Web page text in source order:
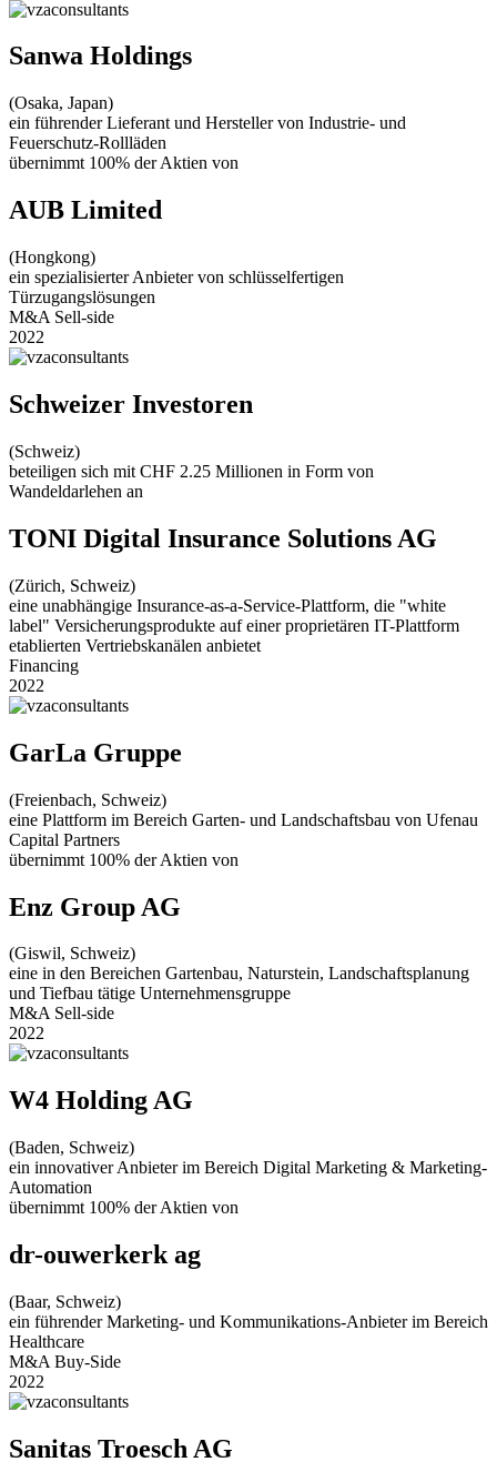
Sanwa Holdings
(Osaka, Japan)
ein führender Lieferant und Hersteller von Industrie- und
Feuerschutz-Rollläden
übernimmt 100% der Aktien von
AUB Limited
(Hongkong)
ein spezialisierter Anbieter von schlüsselfertigen
Türzugangslösungen
M&A Sell-side
2022
Schweizer Investoren
(Schweiz)
beteiligen sich mit CHF 2.25 Millionen in Form von
Wandeldarlehen an
TONI Digital Insurance Solutions AG
(Zürich, Schweiz)
eine unabhängige Insurance-as-a-Service-Plattform, die "white
label" Versicherungsprodukte auf einer proprietären IT-Plattform
etablierten Vertriebskanälen anbietet
Financing
2022
GarLa Gruppe
(Freienbach, Schweiz)
eine Plattform im Bereich Garten- und Landschaftsbau von Ufenau
Capital Partners
übernimmt 100% der Aktien von
Enz Group AG
(Giswil, Schweiz)
eine in den Bereichen Gartenbau, Naturstein, Landschaftsplanung
und Tiefbau tätige Unternehmensgruppe
M&A Sell-side
2022
W4 Holding AG
(Baden, Schweiz)
ein innovativer Anbieter im Bereich Digital Marketing & Marketing-
Automation
übernimmt 100% der Aktien von
dr-ouwerkerk ag
(Baar, Schweiz)
ein führender Marketing- und Kommunikations-Anbieter im Bereich
Healthcare
M&A Buy-Side
2022
Sanitas Troesch AG